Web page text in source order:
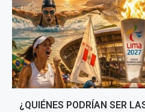
¿QUIÉNES PODRÍAN SER